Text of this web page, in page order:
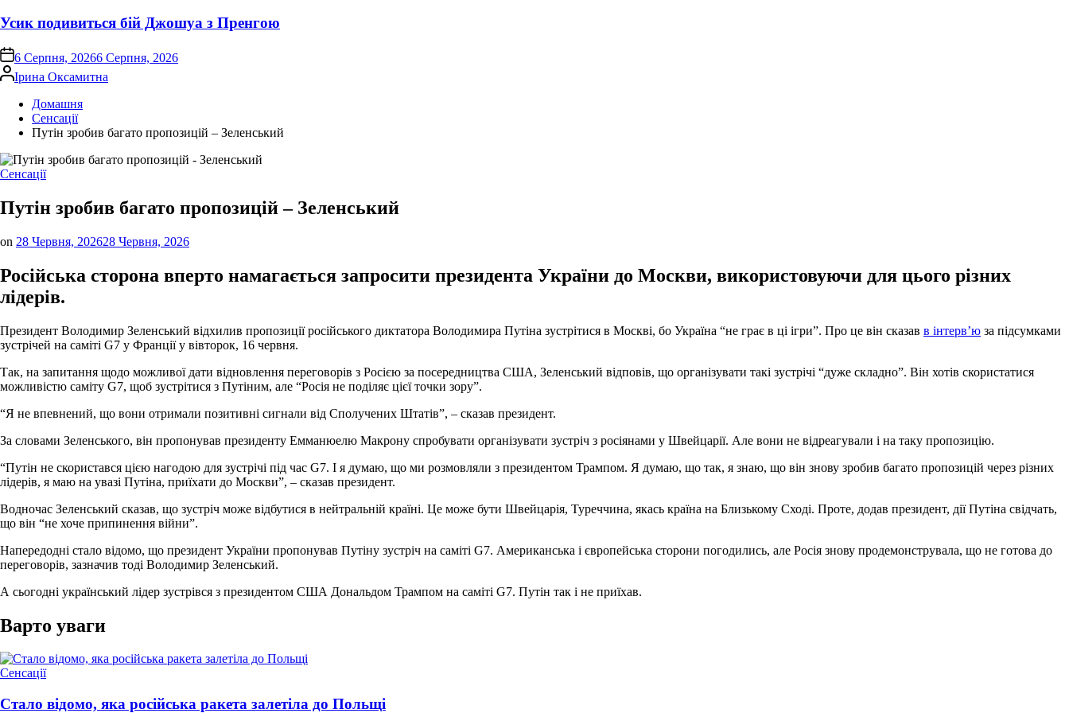
Усик подивиться бій Джошуа з Пренгою
on6 Серпня, 20266 Серпня, 2026
Опубліковано
Ірина Оксамитна
Домашня
Сенсації
Путін зробив багато пропозицій – Зеленський
Опублікувати
Сенсації
Путін зробив багато пропозицій – Зеленський
on 28 Червня, 202628 Червня, 2026
Російська сторона вперто намагається запросити президента України до Москви, використовуючи для цього різних
лідерів.
Президент Володимир Зеленський відхилив пропозиції російського диктатора Володимира Путіна зустрітися в Москві, бо Україна “не грає в ці ігри”. Про це він сказав в інтерв’ю за підсумками
зустрічей на саміті G7 у Франції у вівторок, 16 червня.
Так, на запитання щодо можливої дати відновлення переговорів з Росією за посередництва США, Зеленський відповів, що організувати такі зустрічі “дуже складно”. Він хотів скористатися
можливістю саміту G7, щоб зустрітися з Путіним, але “Росія не поділяє цієї точки зору”.
“Я не впевнений, що вони отримали позитивні сигнали від Сполучених Штатів”, – сказав президент.
За словами Зеленського, він пропонував президенту Емманюелю Макрону спробувати організувати зустріч з росіянами у Швейцарії. Але вони не відреагували і на таку пропозицію.
“Путін не скористався цією нагодою для зустрічі під час G7. І я думаю, що ми розмовляли з президентом Трампом. Я думаю, що так, я знаю, що він знову зробив багато пропозицій через різних
лідерів, я маю на увазі Путіна, приїхати до Москви”, – сказав президент.
Водночас Зеленський сказав, що зустріч може відбутися в нейтральній країні. Це може бути Швейцарія, Туреччина, якась країна на Близькому Сході. Проте, додав президент, дії Путіна свідчать,
що він “не хоче припинення війни”.
Напередодні стало відомо, що президент України пропонував Путіну зустріч на саміті G7. Американська і європейська сторони погодились, але Росія знову продемонструвала, що не готова до
переговорів, зазначив тоді Володимир Зеленський.
А сьогодні український лідер зустрівся з президентом США Дональдом Трампом на саміті G7. Путін так і не приїхав.
Варто уваги
Опублікувати
Сенсації
Стало відомо, яка російська ракета залетіла до Польщі